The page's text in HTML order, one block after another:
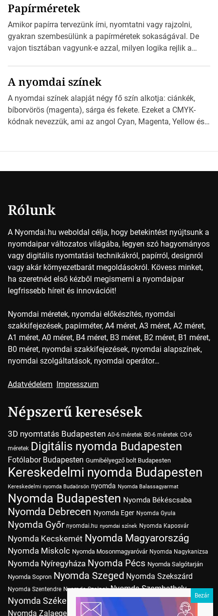
Illustratorban készült vektorgrafika. *Hirdetés Minden
esetben konzultáljunk a nyomdával, mielőtt elkezdjük a
nyomdai előkészítést!Nehogy az elkészült munka után
derüljön ki, hogy valamit másképp kellett volna csinálni! […]
Papírméretek
Amikor papírra tervezünk írni, nyomtatni vagy rajzolni,
gyakran szembesülünk a papírméretek sokaságával. De
vajon tisztában vagyunk-e azzal, milyen logika rejlik a
*Hirdetés Ebben a cikkben a papírméretek izgalmas
világába kalauzolunk el téged, hogy jobban megértsd,
milyen szempontok alapján érdemes választanod a
jövőben. Bevezetés a papírméretek világába A […]
A nyomdai színek
A nyomdai színek alapját négy fő szín alkotja: ciánkék,
bíborvörös (magenta), sárga és fekete. Ezeket a CMYK-
kódnak nevezzük, ami az angol Cyan, Magenta, Yellow és
Rólunk
A Nyomdai.hu weboldal célja, hogy betekintést nyújtsunk a
nyomdaipar változatos világába, legyen szó hagyományos
vagy digitális nyomtatási technikákról, papírról, designról
vagy akár környezetbarát megoldásokról. Kövess minket,
ha szeretnéd első kézből megismerni a nyomdaipar
legfrissebb híreit és innovációit!
Nyomdai méretek, nyomdai előkészítés, nyomdai
szakkifejezések, papírméter, A4 méret, A3 méret, A2 méret,
A1 méret, A0 méret, B4 méret, B3 méret, B2 méret, B1 méret,
B0 méret, nyomdai szakkifejezések, nyomdai alapszínek,
nyomdai szolgáltatások, nyomdai operátor…
Adatvédelem Impresszum
Népszerű keresések
3D nyomtatás Budapesten A0-6 méretek B0-6 méretek C0-6
méretek Digitális nyomda Budapesten
Fotólabor Budapesten Gumibélyegző bolt Budapesten
Kereskedelmi nyomda Budapesten
Kereskedelmi nyomda Budaörsön nyomda Nyomda Balassagyarmat
Nyomda Budapesten Nyomda Békéscsaba
Nyomda Debrecen Nyomda Eger Nyomda Gyula
Nyomda Győr nyomdai.hu nyomdai színek Nyomda Kaposvár
Nyomda Kecskemét Nyomda Magyarország
Nyomda Miskolc Nyomda Mosonmagyaróvár Nyomda Nagykanizsa
Nyomda Nyíregyháza Nyomda Pécs Nyomda Salgótarján
Nyomda Sopron Nyomda Szeged Nyomda Szekszárd
Nyomda Szentendre Nyomda Szolnok Nyomda Szombathely
Nyomda Székesfehérvár Nyomda Tatabánya Nyomda Vác
Nyomda Zalaegerszeg Nyomda Érd nyomtatás